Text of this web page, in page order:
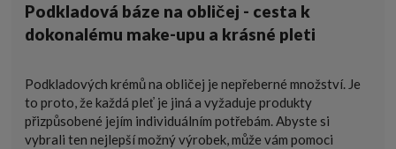
Podkladová báze na obličej - cesta k
dokonalému make-upu a krásné pleti
Podkladových krémů na obličej je nepřeberné množství. Je
to proto, že každá pleť je jiná a vyžaduje produkty
přizpůsobené jejím individuálním potřebám. Abyste si
vybrali ten nejlepší možný výrobek, může vám pomoci